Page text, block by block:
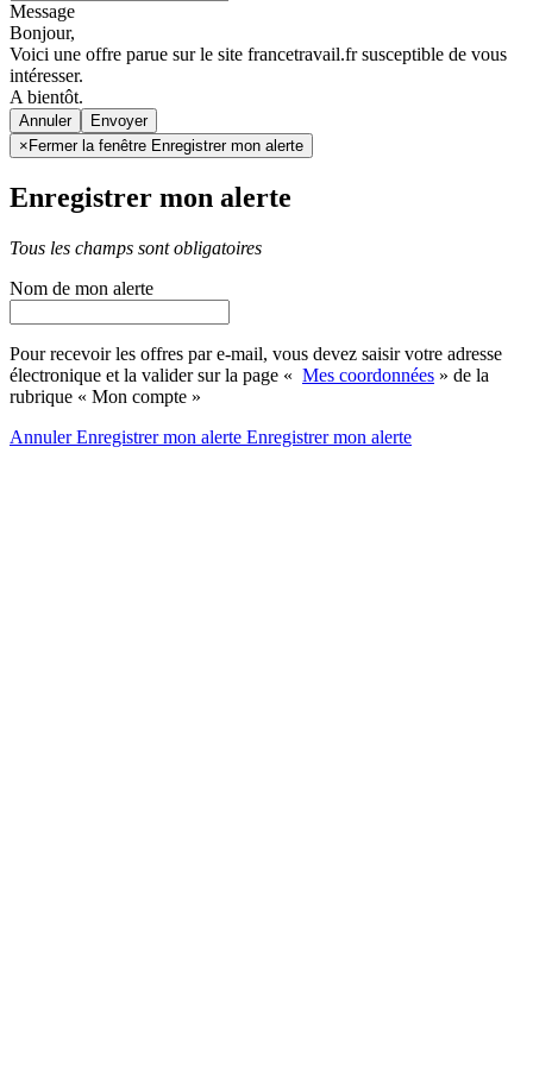
Message
Bonjour,
Voici une offre parue sur le site francetravail.fr susceptible de vous
intéresser.
A bientôt.
Annuler
× Fermer la fenêtre Enregistrer mon alerte
Enregistrer mon alerte
Tous les champs sont obligatoires
Nom de mon alerte
Pour recevoir les offres par e-mail, vous devez saisir votre adresse
électronique et la valider sur la page « Mes coordonnées » de la
rubrique « Mon compte »
AnnulerEnregistrer mon alerte Enregistrermon alerte